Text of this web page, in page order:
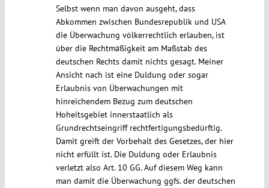
Selbst wenn man davon ausgeht, dass
Abkommen zwischen Bundesrepublik und USA
die Überwachung völkerrechtlich erlauben, ist
über die Rechtmäßigkeit am Maßstab des
deutschen Rechts damit nichts gesagt. Meiner
Ansicht nach ist eine Duldung oder sogar
Erlaubnis von Überwachungen mit
hinreichendem Bezug zum deutschen
Hoheitsgebiet innerstaatlich als
Grundrechtseingriff rechtfertigungsbedürftig.
Damit greift der Vorbehalt des Gesetzes, der hier
nicht erfüllt ist. Die Duldung oder Erlaubnis
verletzt also Art. 10 GG. Auf diesem Weg kann
man damit die Überwachung ggfs. der deutschen